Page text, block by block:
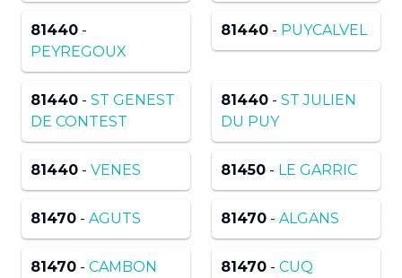
81440 -
PEYREGOUX
81440 - PUYCALVEL
81440 - ST GENEST
DE CONTEST
81440 - ST JULIEN
DU PUY
81440 - VENES 81450 - LE GARRIC
81470 - AGUTS 81470 - ALGANS
81470 - CAMBON
81470 - CUQ